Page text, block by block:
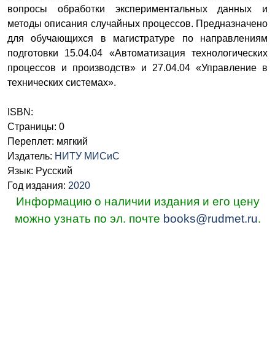
вопросы обработки экспериментальных данных и
методы описания случайных процессов. Предназначено
для обучающихся в магистратуре по направлениям
подготовки 15.04.04 «Автоматизация технологических
процессов и производств» и 27.04.04 «Управление в
технических системах».
ISBN:
Страницы: 0
Переплет: мягкий
Издатель: НИТУ МИСиС
Язык: Русский
Год издания: 2020
Информацию о наличии издания и его цену
можно узнать по эл. почте books@rudmet.ru.